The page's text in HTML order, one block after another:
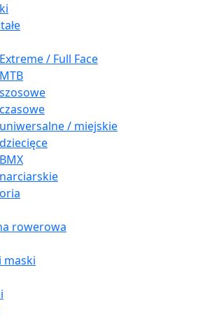
/ Full Face
/ miejskie
rowerowa
maski